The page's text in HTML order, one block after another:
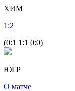
ХИМ
1 :2
(0:1 1:1 0:0)
ЮГР
О матче